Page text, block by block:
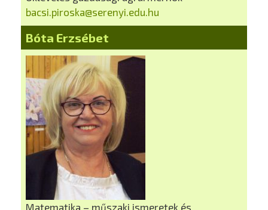
bacsi.piroska@serenyi.edu.hu
Bóta Erzsébet
Matematika – műszaki ismeretek és